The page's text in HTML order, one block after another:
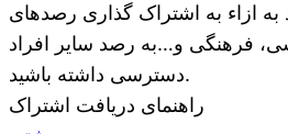
به ازاء به اشتراک گذاری رصدهای
فرهنگی و…به رصد سایر افراد
دسترسی داشته باشید.
راهنمای دریافت اشتراک